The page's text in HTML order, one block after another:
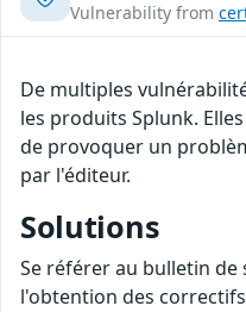
Vulnerability from
De multiples
les produits Splunk.
de provoquer un
par l'éditeur.
Solutions
Se référer au bulletin
l'obtention des